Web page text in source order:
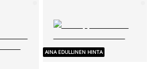
AINA EDULLINEN HINTA